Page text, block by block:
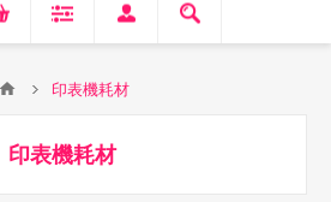
印表機耗材
印表機耗材